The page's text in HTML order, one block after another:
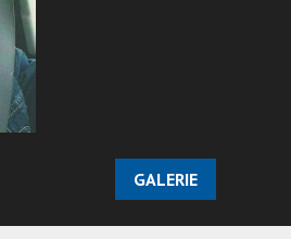
GALERIE